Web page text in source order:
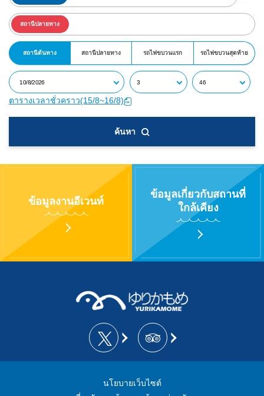
สถานีปลายทาง
สถานีต้นทาง สถานีปลายทาง รถไฟขบวนแรก รถไฟขบวนสุดท้าย
ตารางเวลาชั่วคราว(15/8~16/8)
ค้นหา
ข้อมูลงานอีเวนท์
ข้อมูลเกี่ยวกับสถานที่
ใกล้เคียง
นโยบายเว็บไซต์